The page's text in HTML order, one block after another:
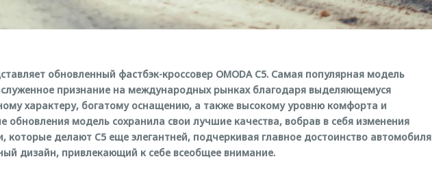
обновленный фастбэк-кроссовер OMODA C5. Самая популярная модель
признание на международных рынках благодаря выделяющемуся
характеру, богатому оснащению, а также высокому уровню комфорта и
обновления модель сохранила свои лучшие качества, вобрав в себя изменения
которые делают C5 еще элегантней, подчеркивая главное достоинство автомобиля
дизайн, привлекающий к себе всеобщее внимание.